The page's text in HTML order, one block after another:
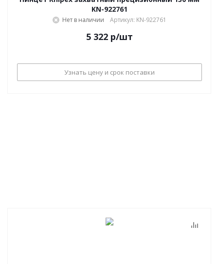
KN-922761
Нет в наличии Артикул: KN-922761
5 322 р/шт
Узнать цену и срок поставки